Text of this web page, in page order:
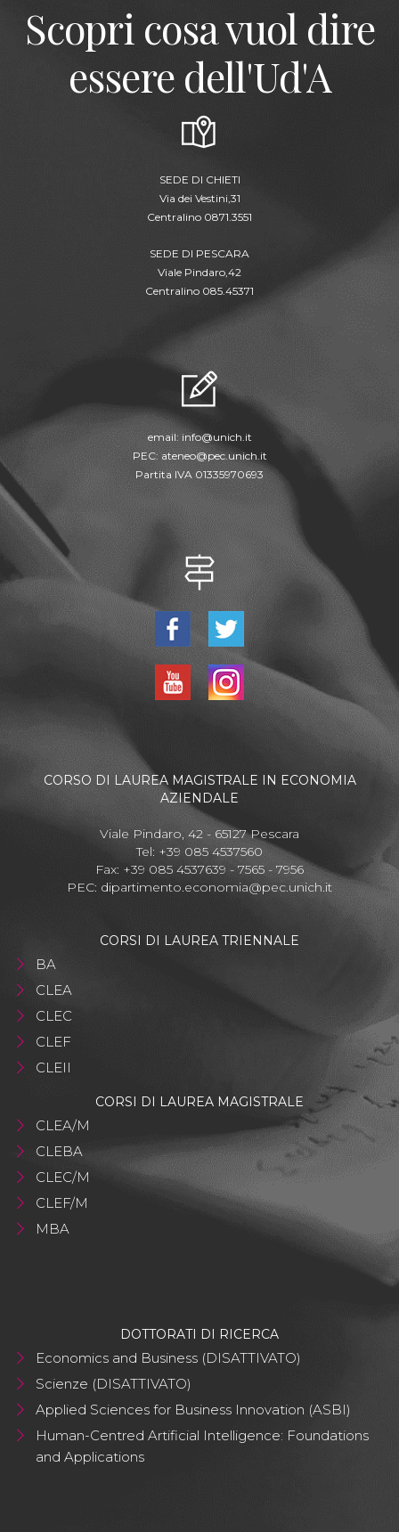
Scopri cosa vuol dire
essere dell'Ud'A
SEDE DI CHIETI
Via dei Vestini,31
Centralino 0871.3551
SEDE DI PESCARA
Viale Pindaro,42
Centralino 085.45371
email: info@unich.it
PEC: ateneo@pec.unich.it
Partita IVA 01335970693
CORSO DI LAUREA MAGISTRALE IN ECONOMIA
AZIENDALE
Viale Pindaro, 42 - 65127 Pescara
Tel: +39 085 4537560
Fax: +39 085 4537639 - 7565 - 7956
PEC: dipartimento.economia@pec.unich.it
CORSI DI LAUREA TRIENNALE
BA
CLEA
CLEC
CLEF
CLEII
CORSI DI LAUREA MAGISTRALE
CLEA/M
CLEBA
CLEC/M
CLEF/M
MBA
DOTTORATI DI RICERCA
Economics and Business (DISATTIVATO)
Scienze (DISATTIVATO)
Applied Sciences for Business Innovation (ASBI)
Human-Centred Artificial Intelligence: Foundations
and Applications